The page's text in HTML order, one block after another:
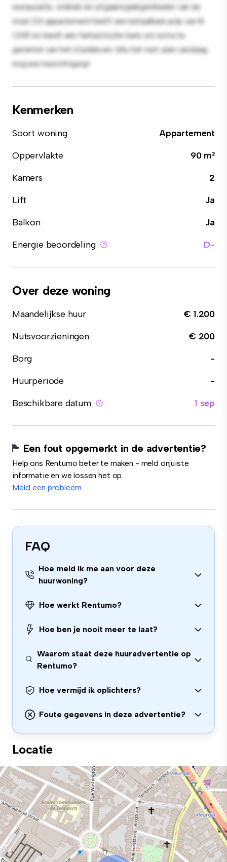
restaurants, winkels en uitgaansgelegenheden van de
stad. Dit appartement heeft een betaalbare prijs van €
1.200 en biedt een fantastische kans om extra te
genieten van het stadsleven. Mis het niet: plan vandaag
nog een bezichtiging!
Kenmerken
Soort woning
Appartement
Oppervlakte
90 m²
Kamers
2
Lift
Ja
Balkon
Ja
Energie beoordeling
D-
Over deze woning
Maandelijkse huur
€ 1.200
Nutsvoorzieningen
€ 200
Borg
-
Huurperiode
-
Beschikbare datum
1 sep
Een fout opgemerkt in de advertentie?
Help ons Rentumo beter te maken - meld onjuiste
informatie en we lossen het op.
Meld een probleem
FAQ
Hoe meld ik me aan voor deze
huurwoning?
Hoe werkt Rentumo?
Hoe ben je nooit meer te laat?
Waarom staat deze huuradvertentie op
Rentumo?
Hoe vermijd ik oplichters?
Foute gegevens in deze advertentie?
Locatie